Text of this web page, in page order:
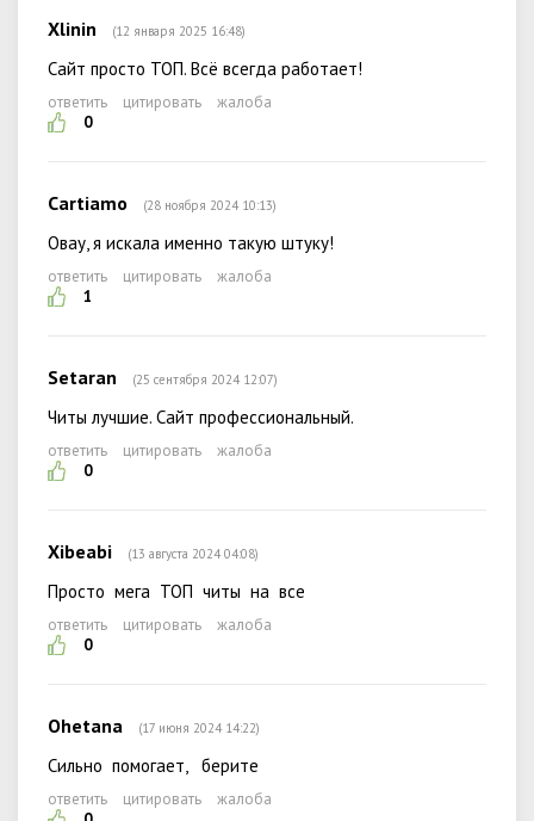
Xlinin (12 января 2025 16:48)
Сайт просто ТОП. Всё всегда работает!
ответить цитировать
жалоба
0
Cartiamo (28 ноября 2024 10:13)
Овау, я искала именно такую штуку!
ответить цитировать
жалоба
1
Setaran (25 сентября 2024 12:07)
Читы лучшие. Сайт профессиональный.
ответить цитировать
жалоба
0
Xibeabi (13 августа 2024 04:08)
Просто мега ТОП читы на все
ответить цитировать
жалоба
0
Ohetana (17 июня 2024 14:22)
Сильно помогает, берите
ответить цитировать
жалоба